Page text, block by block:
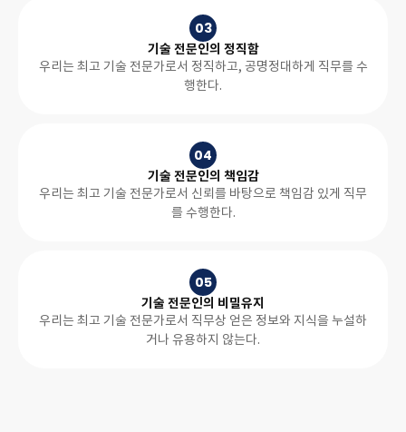
03
기술 전문인의 정직함
우리는 최고 기술 전문가로서 정직하고, 공명정대하게 직무를 수
행한다.
04
기술 전문인의 책임감
우리는 최고 기술 전문가로서 신뢰를 바탕으로 책임감 있게 직무
를 수행한다.
05
기술 전문인의 비밀유지
우리는 최고 기술 전문가로서 직무상 얻은 정보와 지식을 누설하
거나 유용하지 않는다.